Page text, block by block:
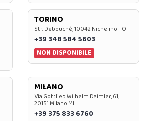
TORINO
Str. Debouchè, 10042 Nichelino TO
+39 348 584 5603
NON DISPONIBILE
MILANO
Via Gottlieb Wilhelm Daimler, 61,
20151 Milano MI
+39 375 833 6760